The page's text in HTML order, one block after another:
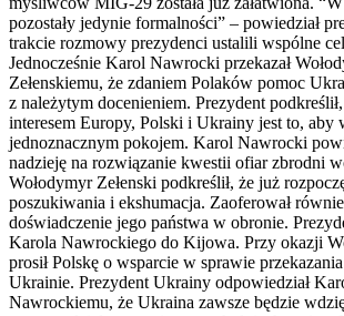
pozostały jedynie formalności” – powiedział
trakcie rozmowy prezydenci ustalili wspólne
Jednocześnie Karol Nawrocki przekazał
Zełenskiemu, że zdaniem Polaków pomoc
z należytym docenieniem. Prezydent
interesem Europy, Polski i Ukrainy jest to, aby
jednoznacznym pokojem. Karol Nawrocki
nadzieję na rozwiązanie kwestii ofiar zbrodni
Wołodymyr Zełenski podkreślił, że już
poszukiwania i ekshumacja. Zaoferował
doświadczenie jego państwa w obronie.
Karola Nawrockiego do Kijowa. Przy okazji
prosił Polskę o wsparcie w sprawie
Ukrainie. Prezydent Ukrainy odpowiedział
Nawrockiemu, że Ukraina zawsze będzie